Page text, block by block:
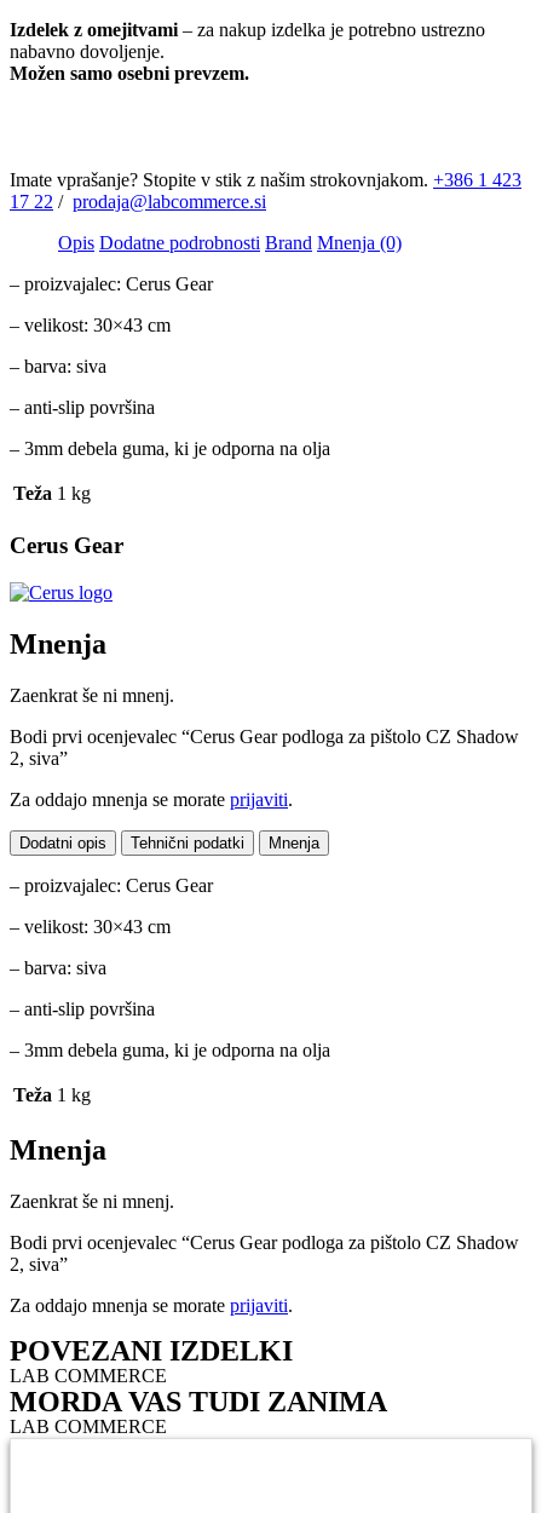
Shadow
2,
siva
Izdelek z omejitvami – za nakup izdelka je potrebno ustrezno
nabavno dovoljenje.
Možen samo osebni prevzem.
Imate vprašanje? Stopite v stik z našim strokovnjakom. +386 1 423
17 22 / prodaja@labcommerce.si
Opis Dodatne podrobnosti Brand Mnenja (0)
– proizvajalec: Cerus Gear
– velikost: 30×43 cm
– barva: siva
– anti-slip površina
– 3mm debela guma, ki je odporna na olja
Teža 1 kg
Cerus Gear
Mnenja
Zaenkrat še ni mnenj.
Bodi prvi ocenjevalec “Cerus Gear podloga za pištolo CZ Shadow
2, siva”
Za oddajo mnenja se morate prijaviti.
Dodatni opis Tehnični podatki Mnenja
– proizvajalec: Cerus Gear
– velikost: 30×43 cm
– barva: siva
– anti-slip površina
– 3mm debela guma, ki je odporna na olja
Teža 1 kg
Mnenja
Zaenkrat še ni mnenj.
Bodi prvi ocenjevalec “Cerus Gear podloga za pištolo CZ Shadow
2, siva”
Za oddajo mnenja se morate prijaviti.
POVEZANI IZDELKI
LAB COMMERCE
MORDA VAS TUDI ZANIMA
LAB COMMERCE